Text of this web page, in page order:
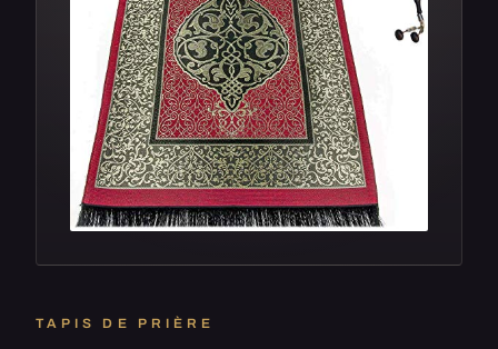
TAPIS DE PRIÈRE